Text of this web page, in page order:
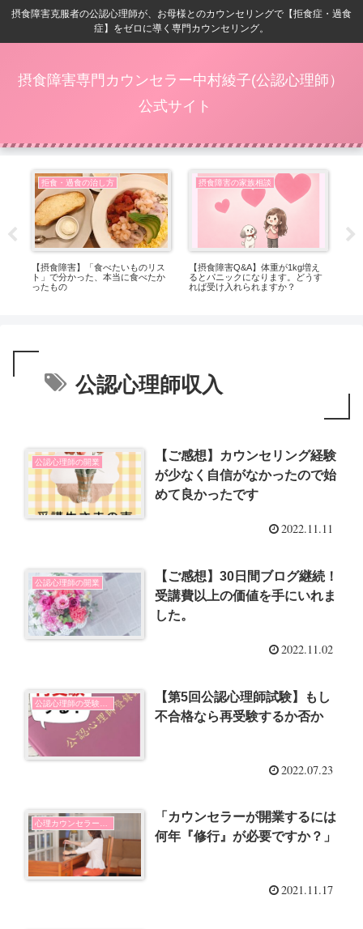
摂食障害克服者の公認心理師が、お母様とのカウンセリングで【拒食症・過食
症】をゼロに導く専門カウンセリング。
摂食障害専門カウンセラー中村綾子(公認心理師）
公式サイト
拒食・過食の治し方
【摂食障害】「食べたいものリス
ト」で分かった、本当に食べたか
ったもの
摂食障害の家族相談
【摂食障害Q&A】体重が1kg増え
るとパニックになります。どうす
れば受け入れられますか？
公認心理師収入
公認心理師の開業
【ご感想】カウンセリング経験
が少なく自信がなかったので始
めて良かったです
2022.11.11
公認心理師の開業
【ご感想】30日間ブログ継続！
受講費以上の価値を手にいれま
した。
2022.11.02
【第5回公認心理師試験】もし
不合格なら再受験するか否か
2022.07.23
「カウンセラーが開業するには
何年『修行』が必要ですか？」
2021.11.17